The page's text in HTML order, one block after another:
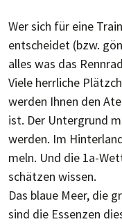
Wer sich für eine
ent­schei­det (bzw.
alles was das
Viele herr­li­che
wer­den Ihnen den
ist. Der Un­ter­grund
wer­den. Im
meln. Und die 1a-
schät­zen wis­sen.
Das blaue Meer, die
sind die Es­sen­zen